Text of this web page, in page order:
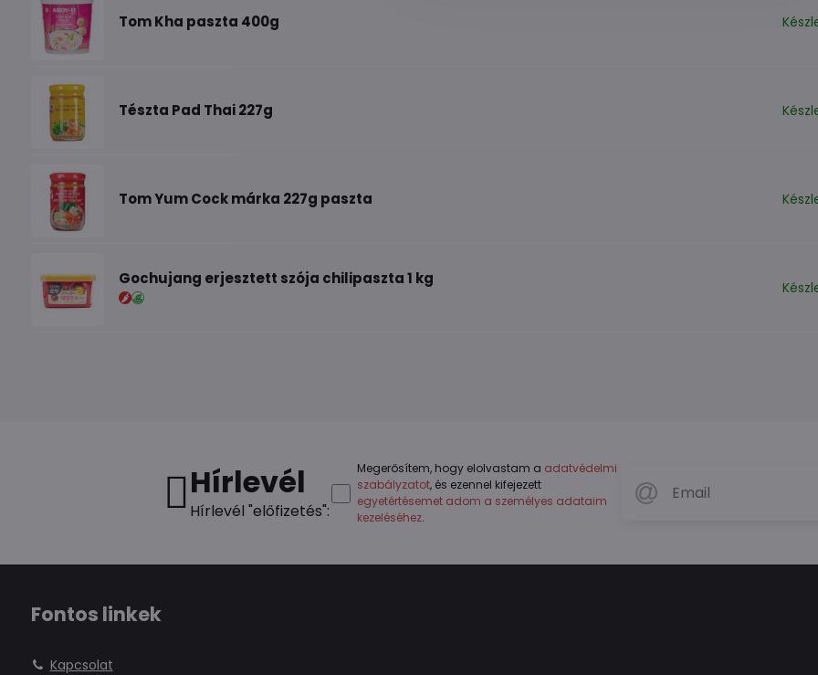
Tom Kha paszta 400g
Tészta Pad Thai 227g
Tom Yum Cock márka 227g paszta
Gochujang erjesztett szója chilipaszta 1 kg
Hírlevél
Hírlevél "előfizetés":
Megerősítem, hogy elolvastam a adatvédelmi
szabályzatot, és ezennel kifejezett
egyetértésemet adom a személyes adataim
kezeléséhez.
Fontos linkek
Kapcsolat